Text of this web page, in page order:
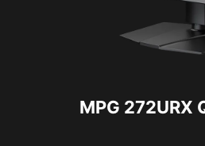
MPG 272URX